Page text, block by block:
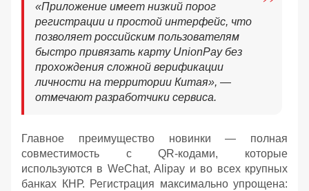
«Приложение имеет низкий порог
регистрации и простой интерфейс, что
позволяет российским пользователям
быстро привязать карту UnionPay без
прохождения сложной верификации
личности на территории Китая», —
отмечают разработчики сервиса.
Главное преимущество новинки — полная
совместимость с QR-кодами, которые
используются в WeChat, Alipay и во всех крупных
банках КНР. Регистрация максимально упрощена: